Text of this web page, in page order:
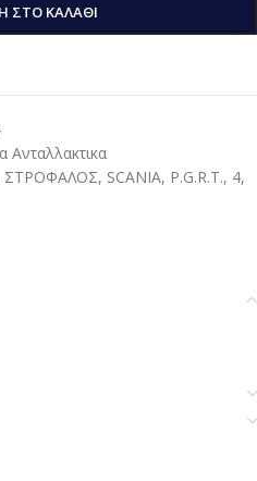
ΣΤΟ ΚΑΛΆΘΙ
Ανταλλακτικα
ΣΤΡΟΦΑΛΟΣ, SCANIA, P.G.R.T., 4,